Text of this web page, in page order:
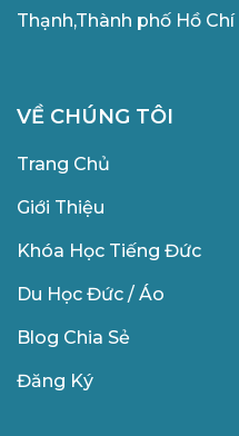
Thạnh,Thành phố Hồ
VỀ CHÚNG TÔI
Trang Chủ
Giới Thiệu
Khóa Học Tiếng Đức
Du Học Đức / Áo
Blog Chia Sẻ
Đăng Ký